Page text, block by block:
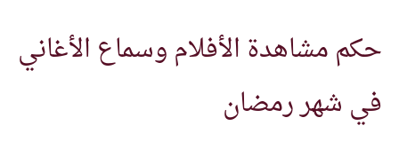
حكم مشاهدة الأفلام وسماع الأغاني
في شهر رمضان